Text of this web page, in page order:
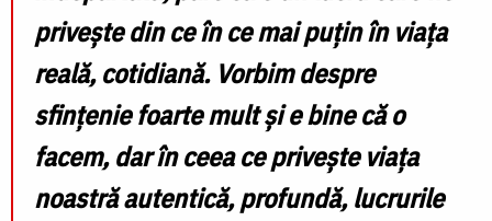
privește din ce în ce mai puțin în viața
reală, cotidiană. Vorbim despre
sfințenie foarte mult și e bine că o
facem, dar în ceea ce privește viața
noastră autentică, profundă, lucrurile